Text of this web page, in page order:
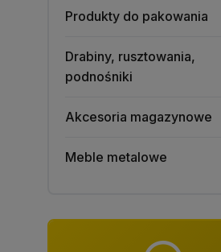
Produkty do pakowania
Drabiny, rusztowania,
podnośniki
Akcesoria magazynowe
Meble metalowe